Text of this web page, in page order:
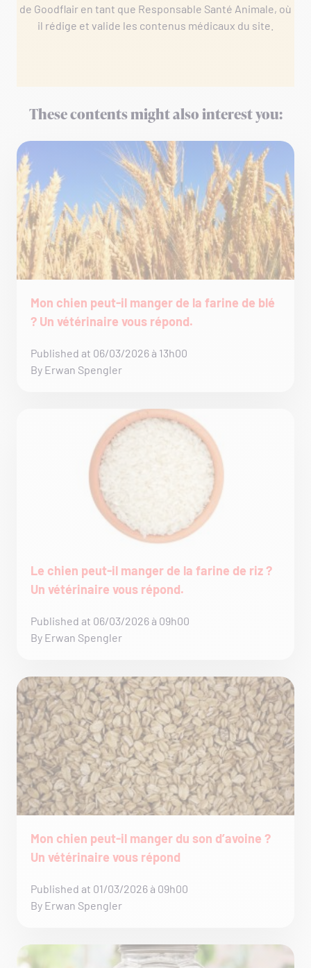
de Goodflair en tant que Responsable Santé Animale, où
il rédige et valide les contenus médicaux du site.
These contents might also interest you:
Mon chien peut-il manger de la farine de blé
? Un vétérinaire vous répond.
Published at 06/03/2026 à 13h00
By Erwan Spengler
Le chien peut-il manger de la farine de riz ?
Un vétérinaire vous répond.
Published at 06/03/2026 à 09h00
By Erwan Spengler
Mon chien peut-il manger du son d’avoine ?
Un vétérinaire vous répond
Published at 01/03/2026 à 09h00
By Erwan Spengler